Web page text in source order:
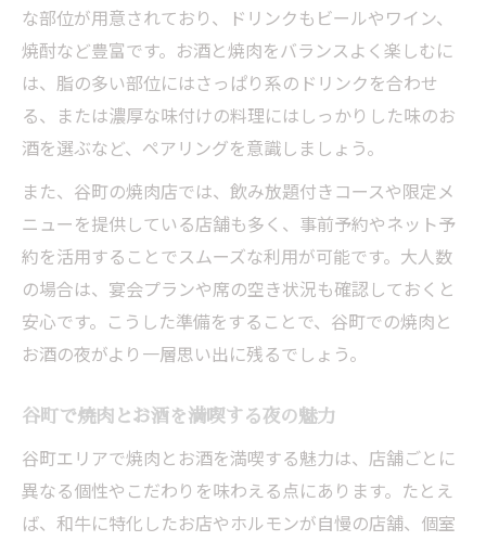
な部位が用意されており、ドリンクもビールやワイン、
焼酎など豊富です。お酒と焼肉をバランスよく楽しむに
は、脂の多い部位にはさっぱり系のドリンクを合わせ
る、または濃厚な味付けの料理にはしっかりした味のお
酒を選ぶなど、ペアリングを意識しましょう。
また、谷町の焼肉店では、飲み放題付きコースや限定メ
ニューを提供している店舗も多く、事前予約やネット予
約を活用することでスムーズな利用が可能です。大人数
の場合は、宴会プランや席の空き状況も確認しておくと
安心です。こうした準備をすることで、谷町での焼肉と
お酒の夜がより一層思い出に残るでしょう。
谷町で焼肉とお酒を満喫する夜の魅力
谷町エリアで焼肉とお酒を満喫する魅力は、店舗ごとに
異なる個性やこだわりを味わえる点にあります。たとえ
ば、和牛に特化したお店やホルモンが自慢の店舗、個室